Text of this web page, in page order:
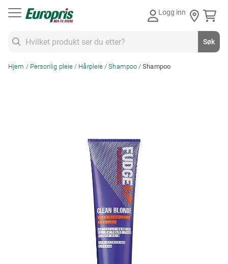
Logg inn
Søk
Hjem Personlig pleie Hårpleie Shampoo Shampoo